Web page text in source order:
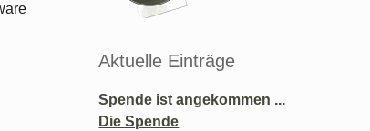
Aktuelle Einträge
Spende ist angekommen ...
Die Spende